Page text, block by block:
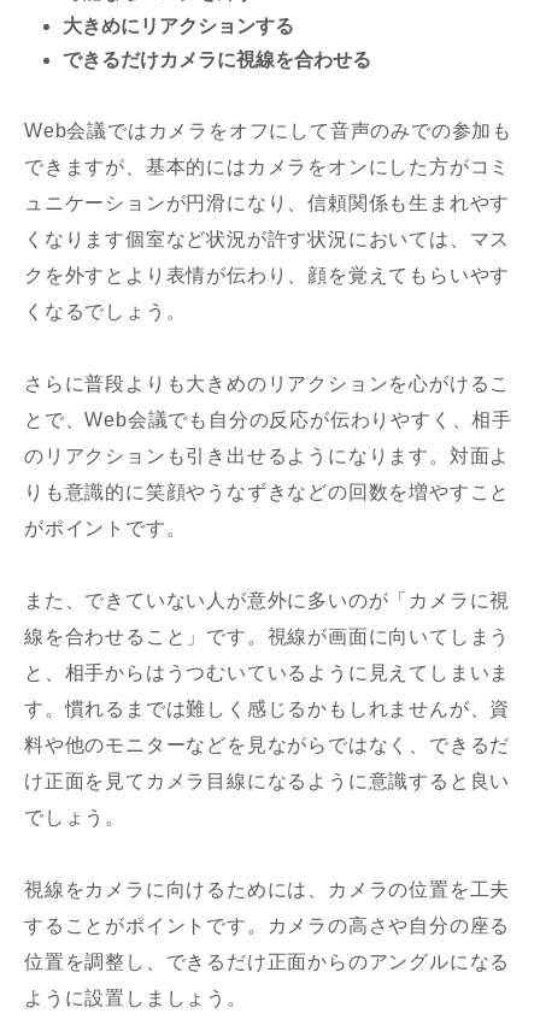
大きめにリアクションする
できるだけカメラに視線を合わせる
Web会議ではカメラをオフにして音声のみでの参加も
できますが、基本的にはカメラをオンにした方がコミ
ュニケーションが円滑になり、信頼関係も生まれやす
くなります個室など状況が許す状況においては、マス
クを外すとより表情が伝わり、顔を覚えてもらいやす
くなるでしょう。
さらに普段よりも大きめのリアクションを心がけるこ
とで、Web会議でも自分の反応が伝わりやすく、相手
のリアクションも引き出せるようになります。対面よ
りも意識的に笑顔やうなずきなどの回数を増やすこと
がポイントです。
また、できていない人が意外に多いのが「カメラに視
線を合わせること」です。視線が画面に向いてしまう
と、相手からはうつむいているように見えてしまいま
す。慣れるまでは難しく感じるかもしれませんが、資
料や他のモニターなどを見ながらではなく、できるだ
け正面を見てカメラ目線になるように意識すると良い
でしょう。
視線をカメラに向けるためには、カメラの位置を工夫
することがポイントです。カメラの高さや自分の座る
位置を調整し、できるだけ正面からのアングルになる
ように設置しましょう。